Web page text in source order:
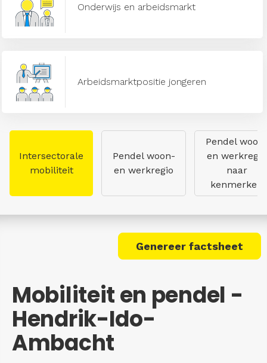
Onderwijs en arbeidsmarkt
Arbeidsmarktpositie jongeren
Intersectorale
mobiliteit
Pendel woon-
en werkregio
Pendel
en werkregio
naar
kenmerken
Genereer factsheet
Mobiliteit en pendel -
Hendrik-Ido-
Ambacht